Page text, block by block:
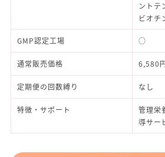
ントテ
ビオチ
GMP認定工場 ○
通常販売価格 6,580
定期便の回数縛り なし
特徴・サポート
管理栄
導サー